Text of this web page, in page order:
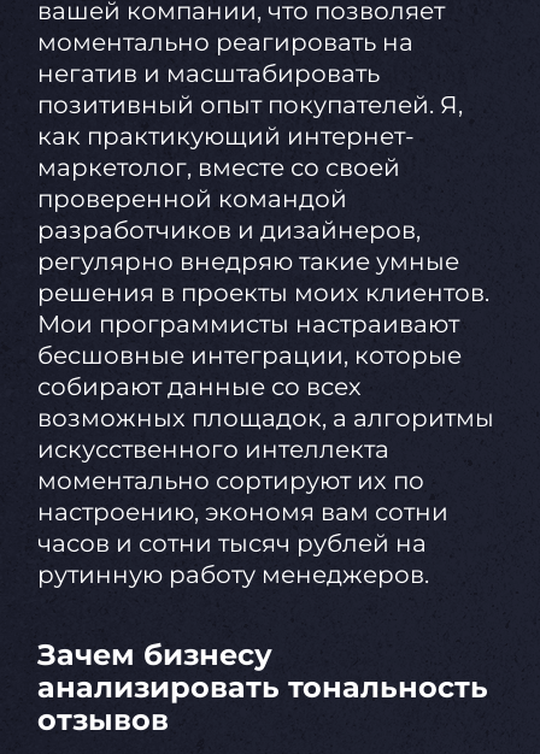
вашей компании, что позволяет
моментально реагировать на
негатив и масштабировать
позитивный опыт покупателей. Я,
как практикующий интернет-
маркетолог, вместе со своей
проверенной командой
разработчиков и дизайнеров,
регулярно внедряю такие умные
решения в проекты моих клиентов.
Мои программисты настраивают
бесшовные интеграции, которые
собирают данные со всех
возможных площадок, а алгоритмы
искусственного интеллекта
моментально сортируют их по
настроению, экономя вам сотни
часов и сотни тысяч рублей на
рутинную работу менеджеров.
Зачем бизнесу
анализировать тональность
отзывов